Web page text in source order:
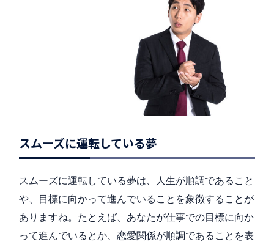
スムーズに運転している夢
スムーズに運転している夢は、人生が順調であること
や、目標に向かって進んでいることを象徴することが
ありますね。たとえば、あなたが仕事での目標に向か
って進んでいるとか、恋愛関係が順調であることを表